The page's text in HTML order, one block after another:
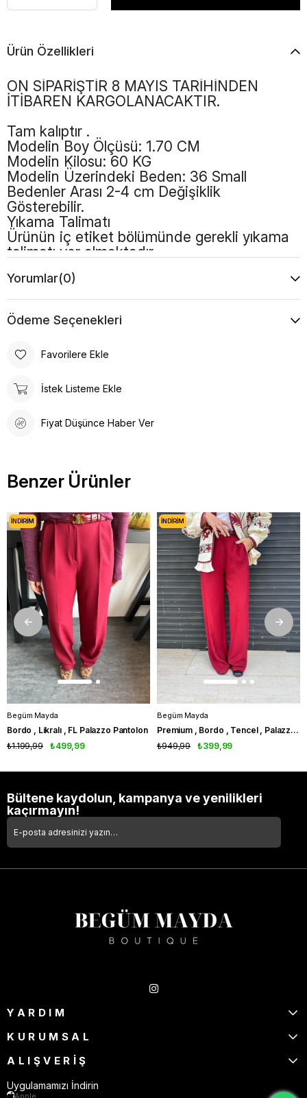
Ürün Özellikleri
ÖN SİPARİŞTİR 8 MAYIS TARİHİNDEN
İTİBAREN KARGOLANACAKTIR.
Tam kalıptır .
Modelin Boy Ölçüsü: 1.70 CM
Modelin Kilosu: 60 KG
Modelin Üzerindeki Beden: 36 Small
Bedenler Arası 2-4 cm Değişiklik
Gösterebilir.
Yıkama Talimatı
Ürünün iç etiket bölümünde gerekli yıkama
talimatı yer almaktadır
Renk
Kalıp Bol Kalıp
Boy Standart
Yorumlar(0)
Ödeme Seçenekleri
Favorilere Ekle
İstek Listeme Ekle
Fiyat Düşünce Haber Ver
Benzer Ürünler
Begüm Mayda
Bordo , Likralı , FL Palazzo Pantolon
₺499,99
₺1.199,99
İNDIRIM
Begüm Mayda
Premium , Bordo , Tencel , Palazzo Pantolon
₺399,99
₺949,99
İNDIRIM
Bültene kaydolun, kampanya ve yenilikleri
kaçırmayın!
YARDIM
KURUMSAL
ALIŞVERİŞ
Uygulamamızı İndirin
Apple